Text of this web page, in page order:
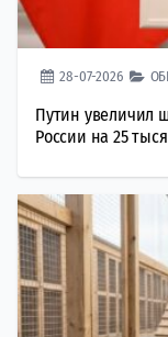
28-07-2026
Путин увеличил
России на 25